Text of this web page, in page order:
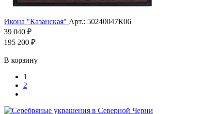
Икона "Казанская" Арт.: 50240047К06
39 040 ₽
195 200 ₽
В корзину
1
2